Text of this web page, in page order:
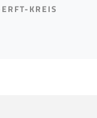
KREIS